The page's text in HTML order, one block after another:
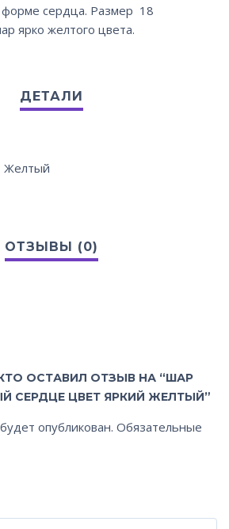
сердца. Размер 18
ярко желтого цвета.
Желтый
ОСТАВИЛ ОТЗЫВ НА “ШАР
СЕРДЦЕ ЦВЕТ ЯРКИЙ ЖЕЛТЫЙ”
опубликован. Обязательные